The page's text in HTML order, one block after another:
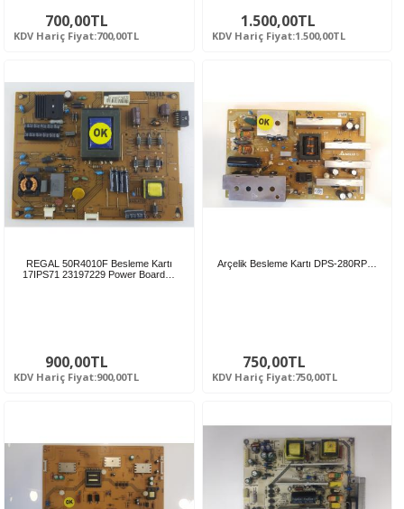
700,00TL
KDV Hariç Fiyat:700,00TL
1.500,00TL
KDV Hariç Fiyat:1.500,00TL
REGAL 50R4010F Besleme Kartı
17IPS71 23197229 Power Board…
900,00TL
KDV Hariç Fiyat:900,00TL
Arçelik Besleme Kartı DPS-280RP…
750,00TL
KDV Hariç Fiyat:750,00TL